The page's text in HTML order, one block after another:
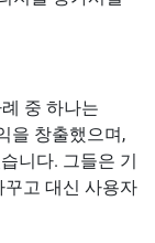
중 하나는
을 창출했으며,
니다. 그들은 기
고 대신 사용자